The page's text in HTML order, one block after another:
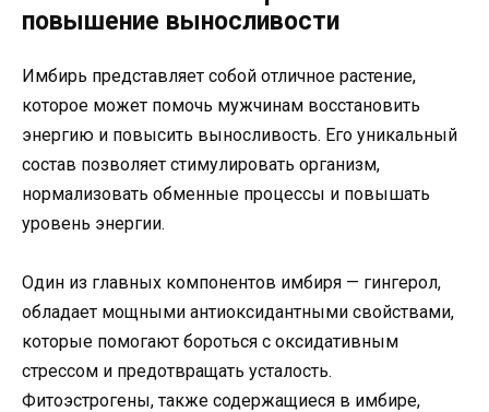
повышение выносливости
Имбирь представляет собой отличное растение,
которое может помочь мужчинам восстановить
энергию и повысить выносливость. Его уникальный
состав позволяет стимулировать организм,
нормализовать обменные процессы и повышать
уровень энергии.
Один из главных компонентов имбиря — гингерол,
обладает мощными антиоксидантными свойствами,
которые помогают бороться с оксидативным
стрессом и предотвращать усталость.
Фитоэстрогены, также содержащиеся в имбире,